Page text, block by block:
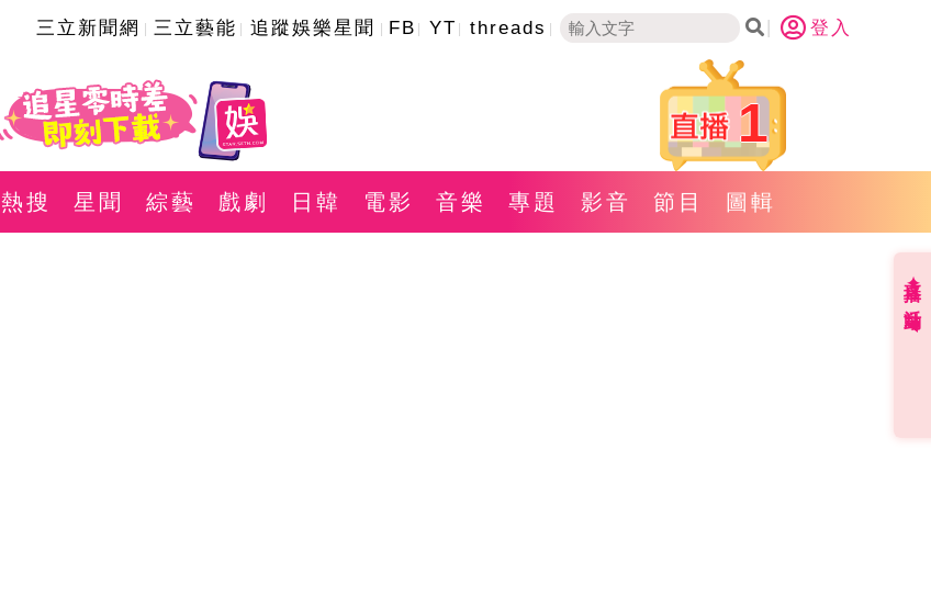
三立新聞網 三立藝能 追蹤娛樂星聞 FB YT threads 登入
1
熱搜 星聞 綜藝 戲劇 日韓 電影 音樂 專題 影音 節目 圖輯
直播✦活動